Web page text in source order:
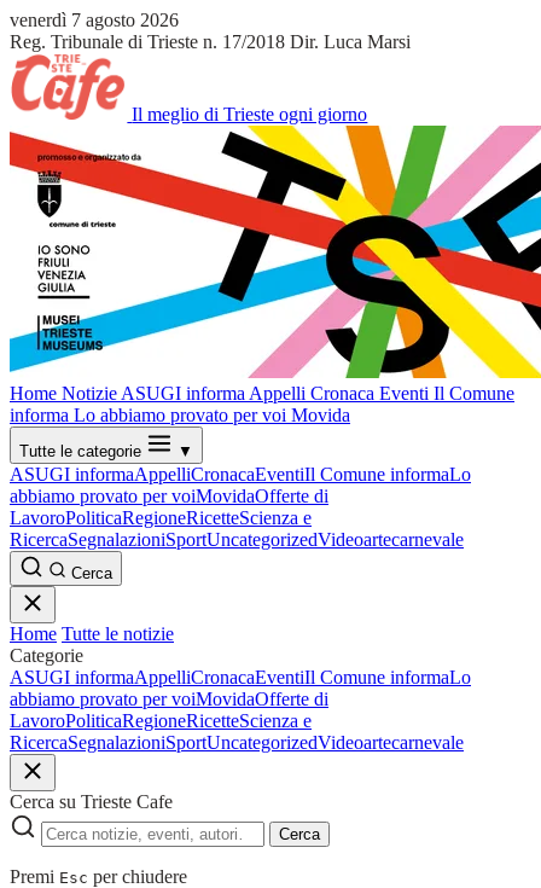
venerdì 7 agosto 2026
Reg. Tribunale di Trieste n. 17/2018 Dir. Luca Marsi
Il meglio di Trieste ogni giorno
Home Notizie ASUGI informa Appelli Cronaca Eventi Il Comune
informa Lo abbiamo provato per voi Movida
Tutte le categorie ▼
ASUGI informaAppelliCronacaEventiIl Comune informaLo
abbiamo provato per voiMovidaOfferte di
LavoroPoliticaRegioneRicetteScienza e
RicercaSegnalazioniSportUncategorizedVideoartecarnevale
Cerca
Home Tutte le notizie
Categorie
ASUGI informaAppelliCronacaEventiIl Comune informaLo
abbiamo provato per voiMovidaOfferte di
LavoroPoliticaRegioneRicetteScienza e
RicercaSegnalazioniSportUncategorizedVideoartecarnevale
Cerca su Trieste Cafe
Cerca
Premi Esc per chiudere